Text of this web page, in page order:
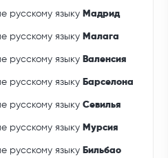
русскому языку Мадрид
русскому языку Малага
русскому языку Валенсия
русскому языку Барселона
русскому языкуСевилья
русскому языку Мурсия
русскому языку Бильбао